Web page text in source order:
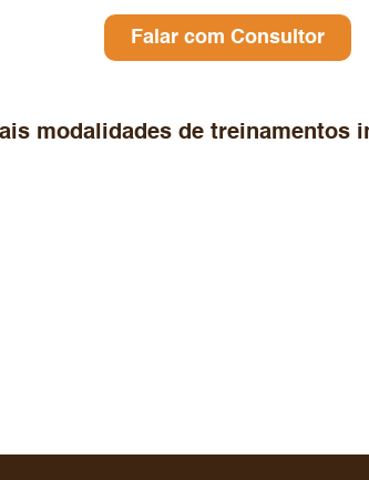
Falar com Consultor
modalidades de treinamentos